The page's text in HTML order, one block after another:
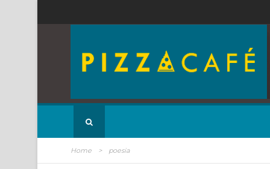
Home > poesia